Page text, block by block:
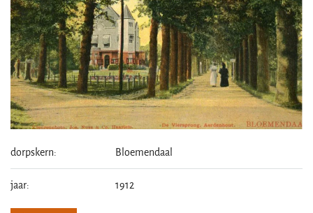
dorpskern: Bloemendaal
jaar: 1912